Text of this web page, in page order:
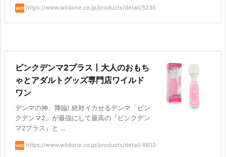
https://www.wildone.co.jp/products/detail/5236
ピンクデンマ2プラス丨大人のおもち
ゃとアダルトグッズ専門店ワイルド
ワン
デンマの神、降臨! 絶対イカせるデンマ「ピン
クデンマ2」が最強にして最高の『ピンクデン
マ2プラス』と ...
https://www.wildone.co.jp/products/detail/4803